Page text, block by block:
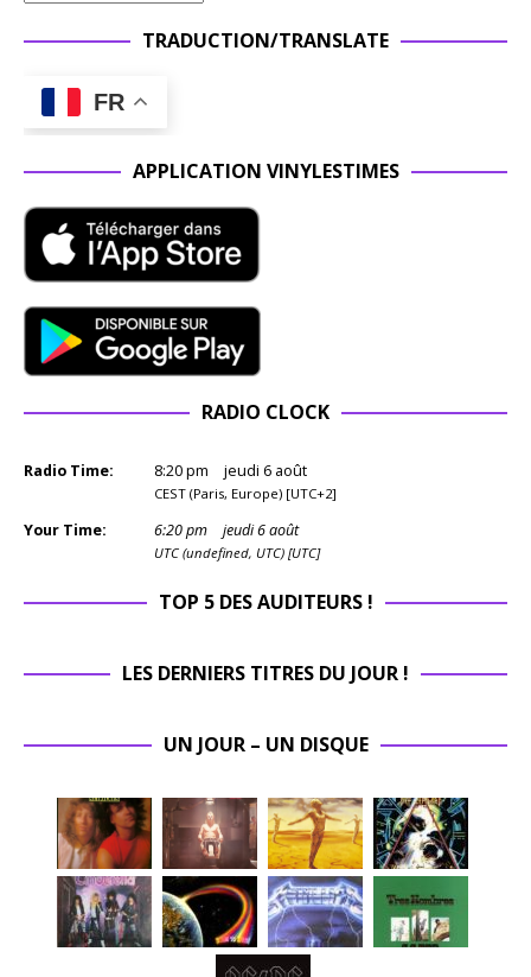
TRADUCTION/TRANSLATE
FR
APPLICATION VINYLESTIMES
RADIO CLOCK
Radio Time: 8:20pm jeudi 6 août
CEST (Paris, Europe) [UTC+2]
Your Time: 6:20pm jeudi 6 août
UTC (undefined, UTC) [UTC]
TOP 5 DES AUDITEURS !
LES DERNIERS TITRES DU JOUR !
UN JOUR – UN DISQUE